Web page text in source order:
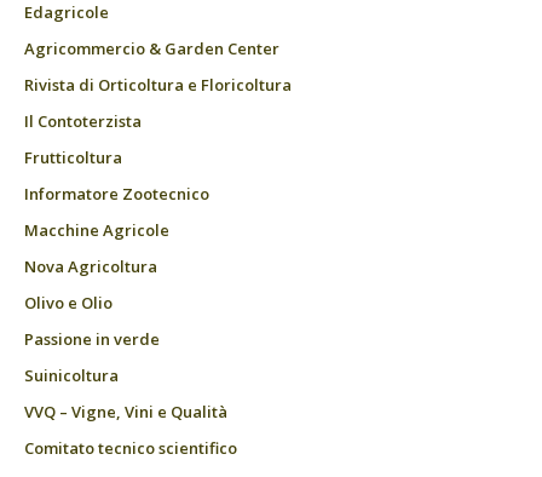
Edagricole
Agricommercio & Garden Center
Rivista di Orticoltura e Floricoltura
Il Contoterzista
Frutticoltura
Informatore Zootecnico
Macchine Agricole
Nova Agricoltura
Olivo e Olio
Passione in verde
Suinicoltura
VVQ – Vigne, Vini e Qualità
Comitato tecnico scientifico